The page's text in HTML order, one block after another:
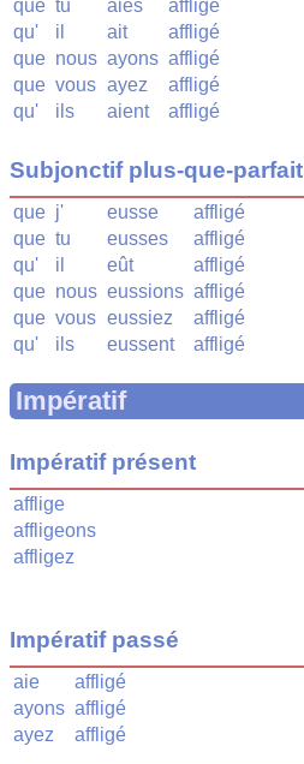
que tu aies
affligé
qu'
il ait
affligé
que nous ayons affligé
que vous ayez
affligé
qu'
ils aient affligé
Subjonctif plus-que-parfait
que j' eusse
affligé
que tu eusses
affligé
qu'
il eût
affligé
que nous eussions affligé
que vous eussiez
affligé
qu'
ils eussent affligé
Impératif
Impératif présent
afflige
affligeons
affligez
Impératif passé
aie
affligé
ayons affligé
ayez
affligé